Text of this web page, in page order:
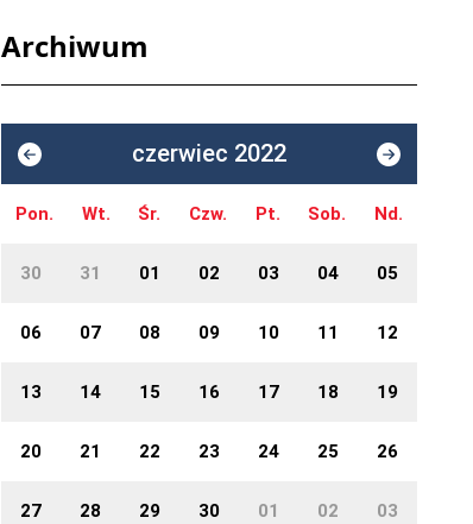
Archiwum
czerwiec 2022
Pon. Wt. Śr. Czw. Pt. Sob. Nd.
30 31 01 02 03 04 05
06 07 08 09 10 11 12
13 14 15 16 17 18 19
20 21 22 23 24 25 26
27 28 29 30 01 02 03